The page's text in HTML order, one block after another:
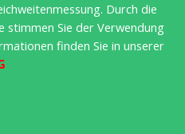
Durch die
Sie der Verwendung
finden Sie in unserer